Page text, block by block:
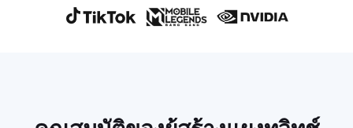
ปรับปรุงเสียงพูด
เทรนด์ในตลาด
อื่นๆ